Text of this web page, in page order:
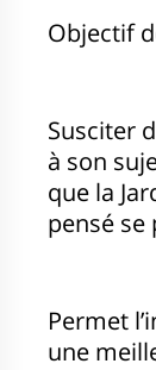
Objectif
Susciter
à son
que la
pensé se
Permet
une